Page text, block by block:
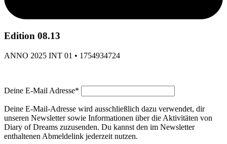
Edition 08.13
ANNO 2025 INT 01 • 1754934724
Deine E-Mail Adresse*
Deine E-Mail-Adresse wird ausschließlich dazu verwendet, dir
unseren Newsletter sowie Informationen über die Aktivitäten von
Diary of Dreams zuzusenden. Du kannst den im Newsletter
enthaltenen Abmeldelink jederzeit nutzen.